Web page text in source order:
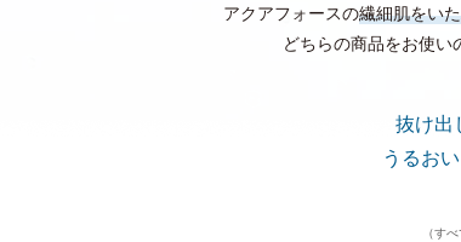
アクアフォースの繊細肌をい
どちらの商品をお使い
抜け出
うるお
（す